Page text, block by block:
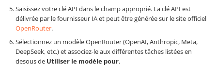
Saisissez votre clé API dans le champ approprié. La clé API est
délivrée par le fournisseur IA et peut être générée sur le site officiel
OpenRouter.
Sélectionnez un modèle OpenRouter (OpenAI, Anthropic, Meta,
DeepSeek, etc.) et associez-le aux différentes tâches listées en
desous de Utiliser le modèle pour.